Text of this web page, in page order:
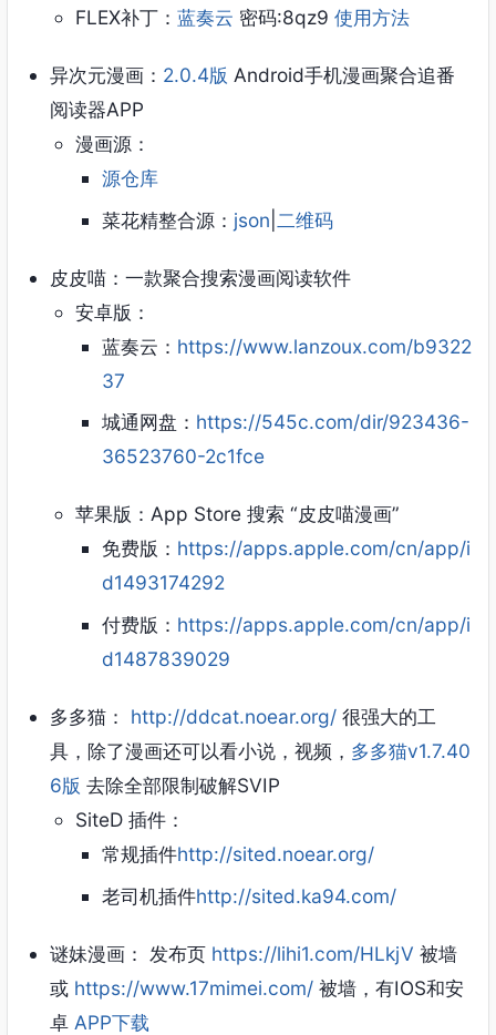
FLEX补丁：蓝奏云 密码:8qz9使用方法
异次元漫画： 2.0.4版 Android手机漫画聚合追番
阅读器APP
漫画源：
源仓库
菜花精整合源： json 二维码
皮皮喵：一款聚合搜索漫画阅读软件
安卓版：
蓝奏云： https://www.lanzoux.com/b9322
37
城通网盘： https://545c.com/dir/923436-
36523760-2c1fce
苹果版：App Store 搜索 “皮皮喵漫画”
免费版： https://apps.apple.com/cn/app/i
d1493174292
付费版： https://apps.apple.com/cn/app/i
d1487839029
多多猫： http://ddcat.noear.org/ 很强大的工
具，除了漫画还可以看小说，视频， 多多猫v1.7.40
6版 去除全部限制破解SVIP
SiteD 插件：
常规插件http://sited.noear.org/
老司机插件http://sited.ka94.com/
谜妹漫画： 发布页 https://lihi1.com/HLkjV 被墙
或 https://www.17mimei.com/ 被墙，有IOS和安
卓 APP下载